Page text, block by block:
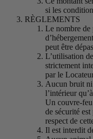
si les
RÈGLEMENTS
Le nombre de
peut être
L’utilisation
strictement
par le
Aucun bruit ni
l’intérieur
Un couvre-
de sécurité
respect de
Il est interdit